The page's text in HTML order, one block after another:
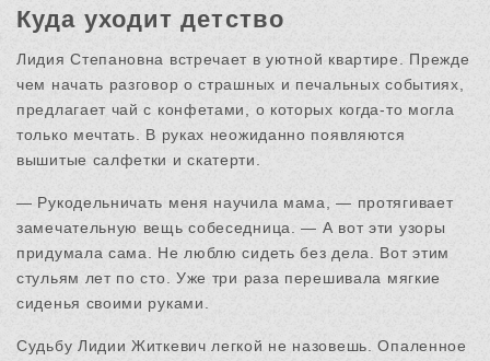
Куда уходит детство
Лидия Степановна встречает в уютной квартире. Прежде
чем начать разговор о страшных и печальных событиях,
предлагает чай с конфетами, о которых когда-то могла
только мечтать. В руках неожиданно появляются
вышитые салфетки и скатерти.
— Рукодельничать меня научила мама, — протягивает
замечательную вещь собеседница. — А вот эти узоры
придумала сама. Не люблю сидеть без дела. Вот этим
стульям лет по сто. Уже три раза перешивала мягкие
сиденья своими руками.
Судьбу Лидии Житкевич легкой не назовешь. Опаленное